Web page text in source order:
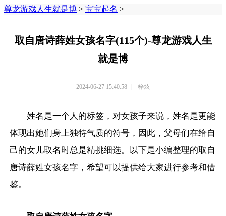
尊龙游戏人生就是博 > 宝宝起名 >
取自唐诗薛姓女孩名字(115个)-尊龙游戏人生
就是博
2024-06-27 15:40:58 | 梓炫
姓名是一个人的标签，对女孩子来说，姓名是更能
体现出她们身上独特气质的符号，因此，父母们在给自
己的女儿取名时总是精挑细选。以下是小编整理的取自
唐诗薛姓女孩名字，希望可以提供给大家进行参考和借
鉴。